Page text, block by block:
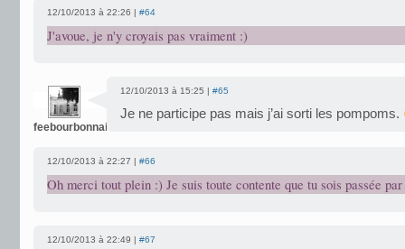
12/10/2013 à 22:26 | #64
J'avoue, je n'y croyais pas vraiment :)
feebourbonnaise
12/10/2013 à 15:25 | #65
Je ne participe pas mais j’ai sorti les pompoms.
12/10/2013 à 22:27 | #66
Oh merci tout plein :) Je suis toute contente que tu sois passée
12/10/2013 à 22:49 | #67